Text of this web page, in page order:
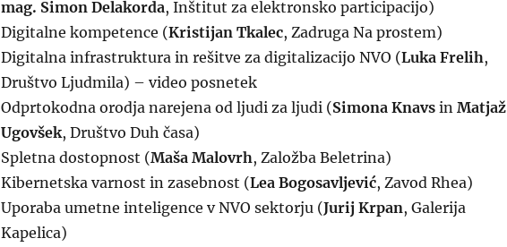
mag. Simon Delakorda, Inštitut za elektronsko participacijo)
Digitalne kompetence (Kristijan Tkalec, Zadruga Na prostem)
Digitalna infrastruktura in rešitve za digitalizacijo NVO (Luka Frelih,
Društvo Ljudmila) – video posnetek
Odprtokodna orodja narejena od ljudi za ljudi (Simona Knavs in Matjaž
Ugovšek, Društvo Duh časa)
Spletna dostopnost (Maša Malovrh, Založba Beletrina)
Kibernetska varnost in zasebnost (Lea Bogosavljević, Zavod Rhea)
Uporaba umetne inteligence v NVO sektorju (Jurij Krpan, Galerija
Kapelica)